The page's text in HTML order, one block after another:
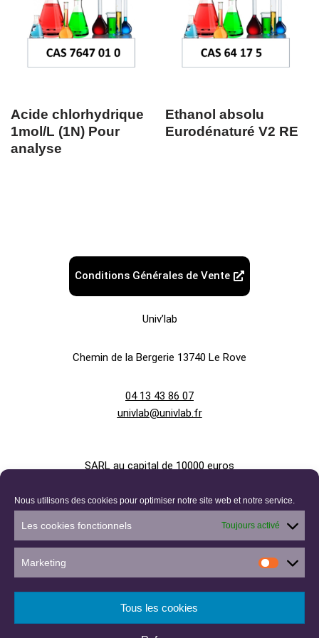
Nous utilisons des cookies pour optimiser notre site web et notre service.
Les cookies fonctionnels Toujours activé
Marketing
Tous les cookies
Acide chlorhydrique
1mol/L (1N) Pour
analyse
Ethanol absolu
Eurodénaturé V2 RE
Conditions Générales de Vente
Univ’lab
Chemin de la Bergerie 13740 Le Rove
04 13 43 86 07
univlab@univlab.fr
SARL au capital de 10000 euros
880 336 524 R.C.S. AIX-EN-PROVENCE
Siret 880 336 524 00033
Code NAF 4646Z